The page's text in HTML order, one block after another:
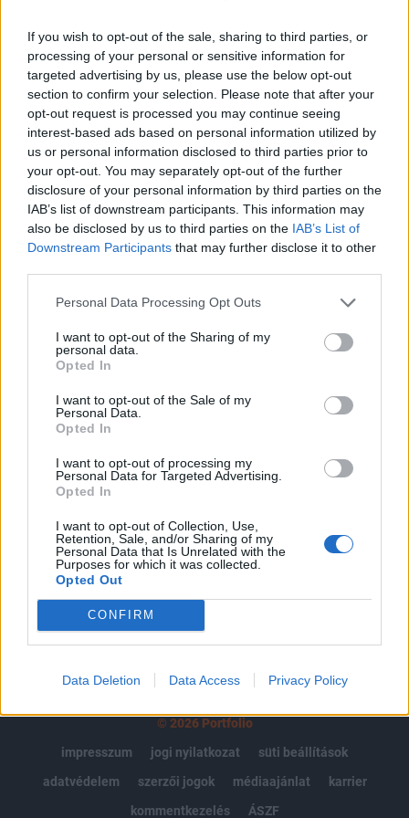
If you wish to opt-out of the sale, sharing to third parties, or
processing of your personal or sensitive information for
targeted advertising by us, please use the below opt-out
section to confirm your selection. Please note that after your
opt-out request is processed you may continue seeing
interest-based ads based on personal information utilized by
us or personal information disclosed to third parties prior to
your opt-out. You may separately opt-out of the further
disclosure of your personal information by third parties on the
IAB’s list of downstream participants. This information may
also be disclosed by us to third parties on the IAB’s List of
Downstream Participants that may further disclose it to other
Personal Data Processing Opt Outs
I want to opt-out of the Sharing of my
personal data.
Opted In
I want to opt-out of the Sale of my
Personal Data.
Opted In
I want to opt-out of processing my
Personal Data for Targeted Advertising.
Opted In
I want to opt-out of Collection, Use,
Retention, Sale, and/or Sharing of my
Personal Data that Is Unrelated with the
Purposes for which it was collected.
Opted Out
CONFIRM
Data Deletion Data Access Privacy Policy
díjbevétele 10%-kal 156 milliárd forintra
emelkedett.
A cég adózott eredménye 10.6 milliárd forint lett, a
bevételhez viszonyított kárhányad 78% -ra rúgott. A
társaságot 2003-ban érzékenyen érintette, hogy a kötelező
gépjármű-felelőség piacon 96 ezer ügyfelet vesztett,
amelyet az Allianz a nem költségarányos árakon
tevékenykedő konkurens cégeknek tud be. Az idei évben az
Allianz díjbevétele 10%-kal nőhet az életbiztosítások...
tartozik, melynek olvasása előfizetéses
regisztrációhoz kötött.
Az előfizetés a következőket tartalmazza:
Portfolio.hu teljes cikkarchívum
kötéslistái
MÁR ELŐFIZETŐNK VAGY?
© 2026 Portfolio
impresszum
jogi nyilatkozat
süti beállítások
adatvédelem
szerzői jogok médiaajánlat
karrier
kommentkezelés
ÁSZF